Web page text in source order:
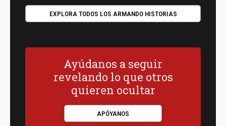
EXPLORA TODOS LOS ARMANDO HISTORIAS
Ayúdanos a seguir
revelando lo que otros
quieren ocultar
APÓYANOS